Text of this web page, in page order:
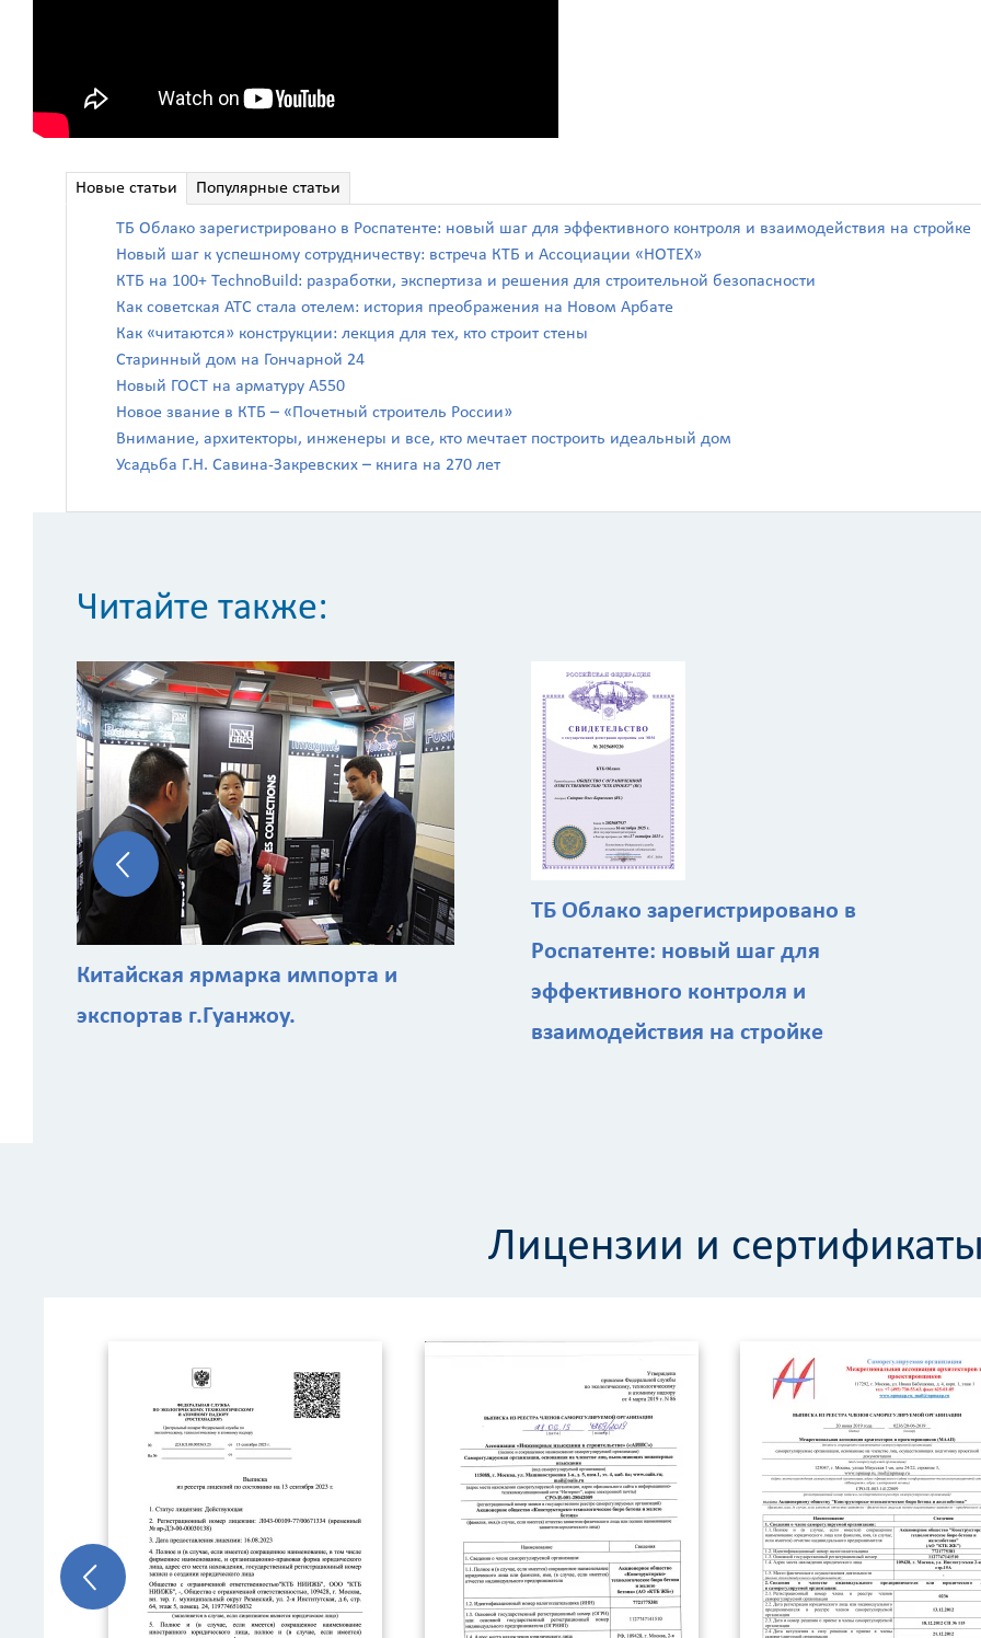
Новые статьи Популярные статьи
ТБ Облако зарегистрировано в Роспатенте: новый шаг для эффективного контроля и взаимодействия на стройке
Новый шаг к успешному сотрудничеству: встреча КТБ и Ассоциации «НОТЕХ»
КТБ на 100+ TechnoBuild: разработки, экспертиза и решения для строительной безопасности
Как советская АТС стала отелем: история преображения на Новом Арбате
Как «читаются» конструкции: лекция для тех, кто строит стены
Старинный дом на Гончарной 24
Новый ГОСТ на арматуру А550
Новое звание в КТБ – «Почетный строитель России»
Внимание, архитекторы, инженеры и все, кто мечтает построить идеальный дом
Усадьба Г.Н. Савина-Закревских – книга на 270 лет
Читайте также:
Китайская ярмарка импорта и
экспортав г.Гуанжоу.
ТБ Облако зарегистрировано в
Роспатенте: новый шаг для
эффективного контроля и
взаимодействия на стройке
Лицензии и сертификаты
Площадь ?